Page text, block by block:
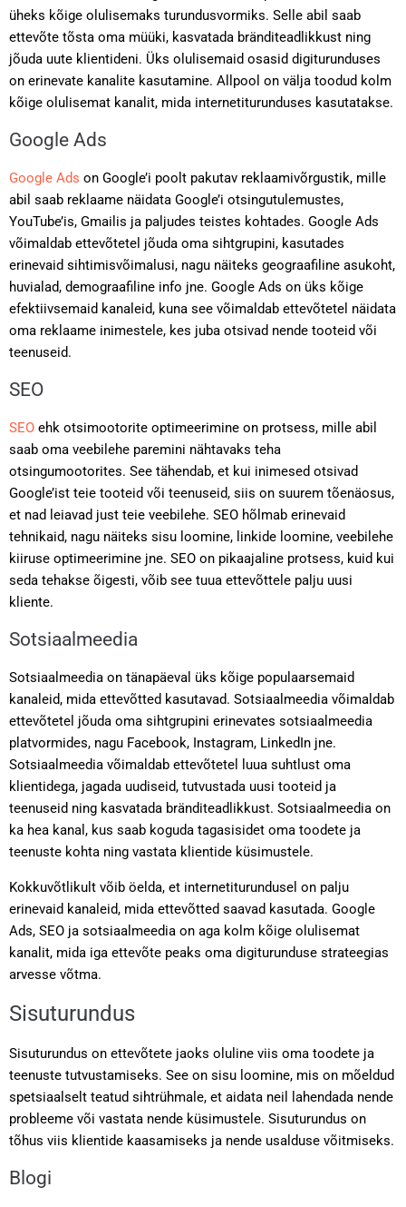
üheks kõige olulisemaks turundusvormiks. Selle abil saab
ettevõte tõsta oma müüki, kasvatada bränditeadlikkust ning
jõuda uute klientideni. Üks olulisemaid osasid digiturunduses
on erinevate kanalite kasutamine. Allpool on välja toodud kolm
kõige olulisemat kanalit, mida internetiturunduses kasutatakse.
Google Ads
Google Ads on Google’i poolt pakutav reklaamivõrgustik, mille
abil saab reklaame näidata Google’i otsingutulemustes,
YouTube’is, Gmailis ja paljudes teistes kohtades. Google Ads
võimaldab ettevõtetel jõuda oma sihtgrupini, kasutades
erinevaid sihtimisvõimalusi, nagu näiteks geograafiline asukoht,
huvialad, demograafiline info jne. Google Ads on üks kõige
efektiivsemaid kanaleid, kuna see võimaldab ettevõtetel näidata
oma reklaame inimestele, kes juba otsivad nende tooteid või
teenuseid.
SEO
SEO ehk otsimootorite optimeerimine on protsess, mille abil
saab oma veebilehe paremini nähtavaks teha
otsingumootorites. See tähendab, et kui inimesed otsivad
Google’ist teie tooteid või teenuseid, siis on suurem tõenäosus,
et nad leiavad just teie veebilehe. SEO hõlmab erinevaid
tehnikaid, nagu näiteks sisu loomine, linkide loomine, veebilehe
kiiruse optimeerimine jne. SEO on pikaajaline protsess, kuid kui
seda tehakse õigesti, võib see tuua ettevõttele palju uusi
kliente.
Sotsiaalmeedia
Sotsiaalmeedia on tänapäeval üks kõige populaarsemaid
kanaleid, mida ettevõtted kasutavad. Sotsiaalmeedia võimaldab
ettevõtetel jõuda oma sihtgrupini erinevates sotsiaalmeedia
platvormides, nagu Facebook, Instagram, LinkedIn jne.
Sotsiaalmeedia võimaldab ettevõtetel luua suhtlust oma
klientidega, jagada uudiseid, tutvustada uusi tooteid ja
teenuseid ning kasvatada bränditeadlikkust. Sotsiaalmeedia on
ka hea kanal, kus saab koguda tagasisidet oma toodete ja
teenuste kohta ning vastata klientide küsimustele.
Kokkuvõtlikult võib öelda, et internetiturundusel on palju
erinevaid kanaleid, mida ettevõtted saavad kasutada. Google
Ads, SEO ja sotsiaalmeedia on aga kolm kõige olulisemat
kanalit, mida iga ettevõte peaks oma digiturunduse strateegias
arvesse võtma.
Sisuturundus
Sisuturundus on ettevõtete jaoks oluline viis oma toodete ja
teenuste tutvustamiseks. See on sisu loomine, mis on mõeldud
spetsiaalselt teatud sihtrühmale, et aidata neil lahendada nende
probleeme või vastata nende küsimustele. Sisuturundus on
tõhus viis klientide kaasamiseks ja nende usalduse võitmiseks.
Blogi